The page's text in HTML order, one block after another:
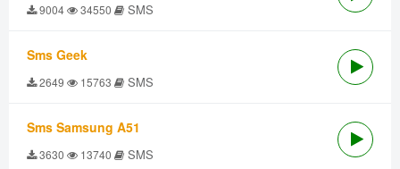
9004 34550 SMS
Sms Geek
2649 15763 SMS
Sms Samsung A51
3630 13740 SMS